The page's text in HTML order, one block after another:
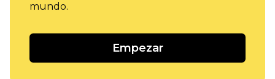
mundo.
Empezar